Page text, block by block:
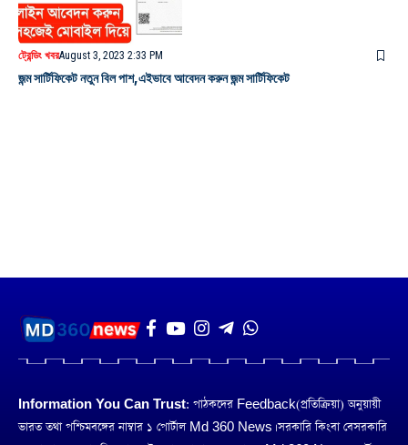
ট্রেন্ডিং খবরAugust 3, 2023 2:33 PM
জন্ম সার্টিফিকেট নতুন বিল পাশ,এইভাবে আবেদন করুন জন্ম সার্টিফিকেট
Information You Can Trust: পাঠকদের Feedback(প্রতিক্রিয়া) অনুয়ায়ী
ভারত তথা পশ্চিমবঙ্গের নাম্বার ১ পোর্টাল Md 360 News। সরকারি কিংবা বেসরকারি